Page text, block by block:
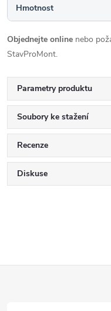
Hmotnost
Objednejte online nebo
StavProMont.
Parametry produktu
Soubory ke stažení
Recenze
Diskuse